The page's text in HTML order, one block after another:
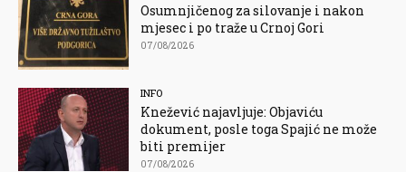
Osumnjičenog za silovanje i nakon
mjesec i po traže u Crnoj Gori
07/08/2026
INFO
Knežević najavljuje: Objaviću
dokument, posle toga Spajić ne može
biti premijer
07/08/2026